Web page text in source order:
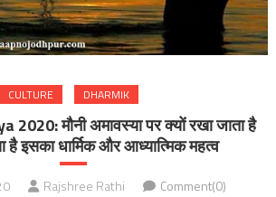
CULTURE DHARMIK
मौनी अमावस्या पर क्यों रखा जाता है
है इसका धार्मिक और आध्यात्मिक महत्व
Rajshree Rathi Comment(0)